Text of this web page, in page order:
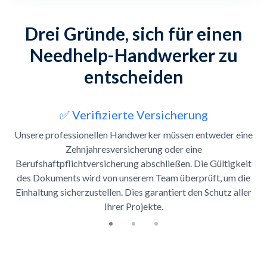
Drei Gründe, sich für einen
Needhelp-Handwerker zu
entscheiden
✅ Verifizierte Versicherung
Unsere professionellen Handwerker müssen entweder eine
Zehnjahresversicherung oder eine
Berufshaftpflichtversicherung abschließen. Die Gültigkeit
des Dokuments wird von unserem Team überprüft, um die
Einhaltung sicherzustellen. Dies garantiert den Schutz aller
Ihrer Projekte.